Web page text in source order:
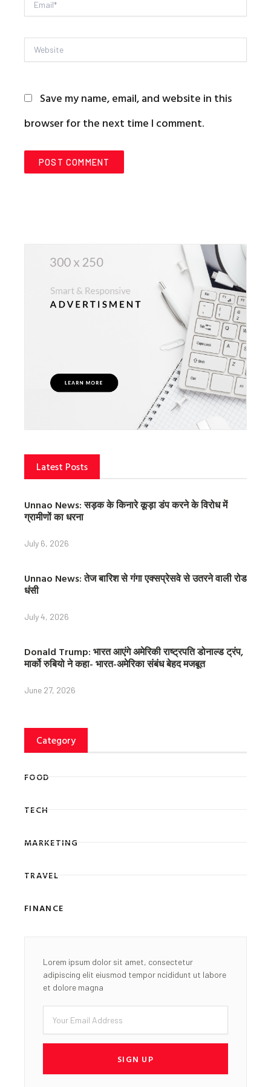
Email*
Website
Save my name, email, and website in this
browser for the next time I comment.
Latest Posts
Unnao News: सड़क के किनारे कूड़ा डंप करने के विरोध में
ग्रामीणों का धरना
July 6, 2026
Unnao News: तेज बारिश से गंगा एक्सप्रेसवे से उतरने वाली रोड
धंसी
July 4, 2026
Donald Trump: भारत आएंगे अमेरिकी राष्ट्रपति डोनाल्ड ट्रंप,
मार्को रुबियो ने कहा- भारत-अमेरिका संबंध बेहद मजबूत
June 27, 2026
Category
FOOD
TECH
MARKETING
TRAVEL
FINANCE
Lorem ipsum dolor sit amet, consectetur
adipiscing elit eiusmod tempor ncididunt ut labore
et dolore magna
Email
SIGN UP